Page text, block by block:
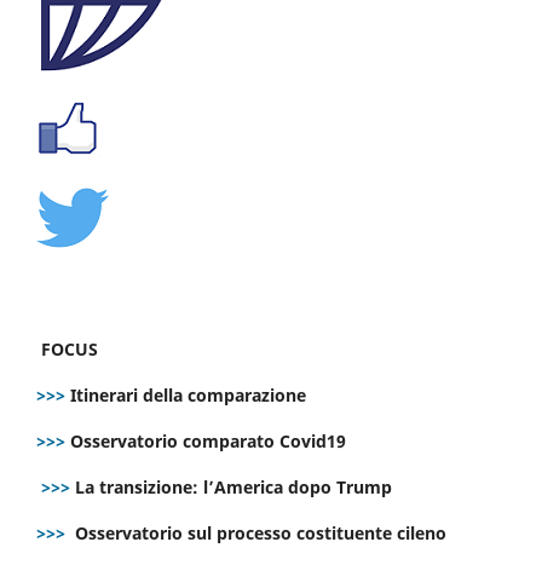
FOCUS
>>> Itinerari della comparazione
>>> Osservatorio comparato Covid19
>>> La transizione: l’America dopo Trump
>>> Osservatorio sul processo costituente cileno